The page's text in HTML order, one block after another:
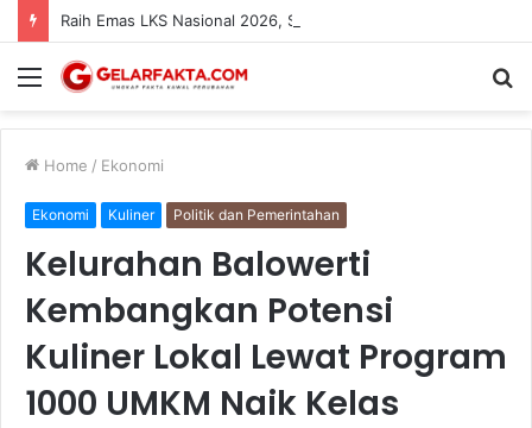
Menu
Home / Ekonomi
Ekonomi Kuliner Politik dan Pemerintahan
Kelurahan Balowerti
Kembangkan Potensi
Kuliner Lokal Lewat Program
1000 UMKM Naik Kelas